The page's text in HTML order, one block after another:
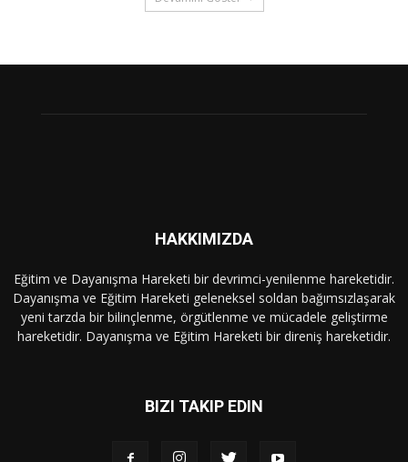
HAKKIMIZDA
Eğitim ve Dayanışma Hareketi bir devrimci-yenilenme hareketidir.
Dayanışma ve Eğitim Hareketi geleneksel soldan bağımsızlaşarak
yeni tarzda bir bilinçlenme, örgütlenme ve mücadele geliştirme
hareketidir. Dayanışma ve Eğitim Hareketi bir direniş hareketidir.
BIZI TAKIP EDIN